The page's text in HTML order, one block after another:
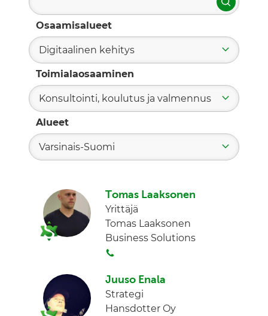
Hae
Osaamisalueet
Digitaalinen kehitys
Toimialaosaaminen
Konsultointi, koulutus ja valmennus
Alueet
Varsinais-Suomi
Tomas Laaksonen
Yrittäjä
Tomas Laaksonen
Business Solutions
i
t
a
Juuso Enala
Strategi
Hansdotter Oy